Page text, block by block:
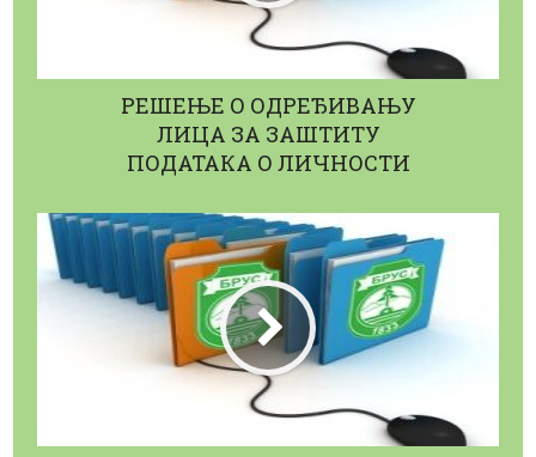
РЕШЕЊЕ О ОДРЕЂИВАЊУ
ЛИЦА ЗА ЗАШТИТУ
ПОДАТАКА О ЛИЧНОСТИ